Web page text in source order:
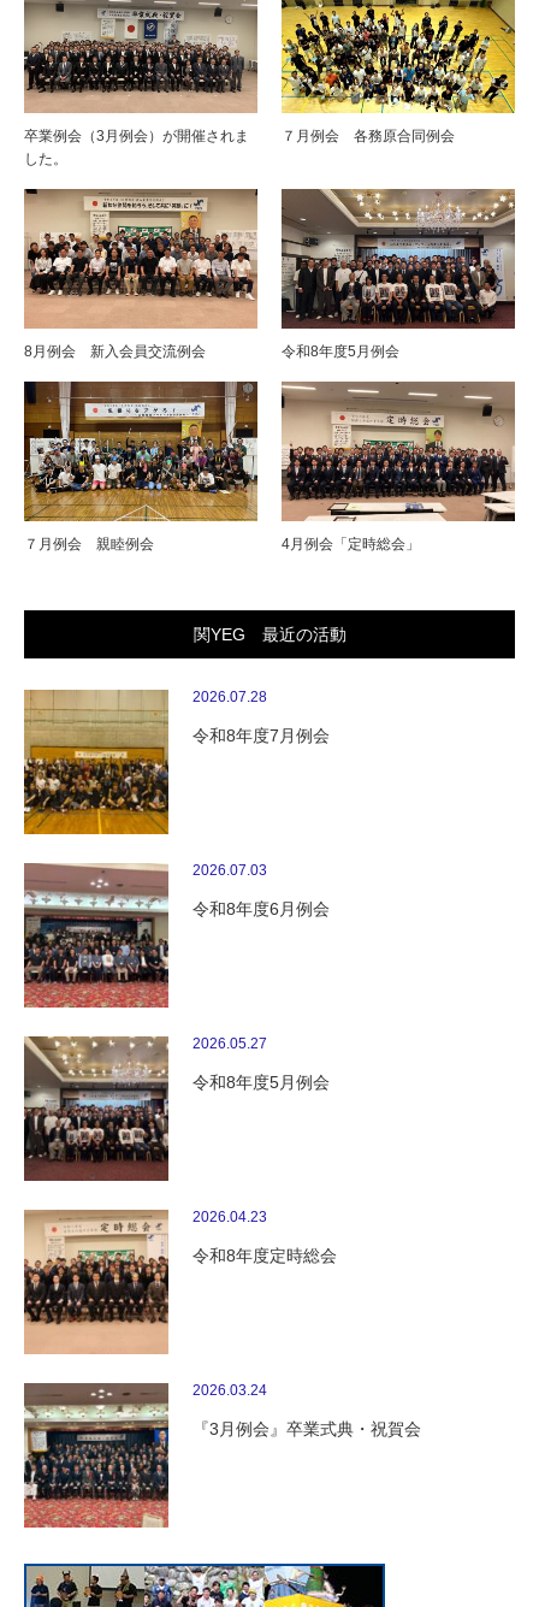
卒業例会（3月例会）が開催されま
した。
７月例会 各務原合同例会
8月例会 新入会員交流例会 令和8年度5月例会
７月例会 親睦例会 4月例会「定時総会」
関YEG 最近の活動
2026.07.28
令和8年度7月例会
2026.07.03
令和8年度6月例会
2026.05.27
令和8年度5月例会
2026.04.23
令和8年度定時総会
2026.03.24
『3月例会』卒業式典・祝賀会